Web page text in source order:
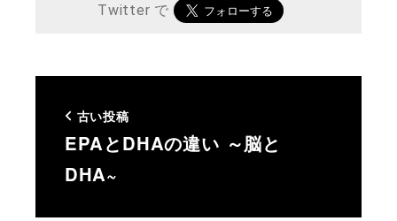
Twitter で
古い投稿
EPAとDHAの違い ～脳と
DHA~